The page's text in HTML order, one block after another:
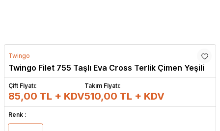
Twingo
Twingo Filet 755 Taşlı Eva Cross Terlik Çimen Yeşili
Çift Fiyatı:
85,00 TL + KDV
Takım Fiyatı:
510,00 TL + KDV
Renk :